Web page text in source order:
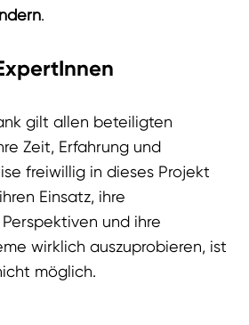
.
gilt allen beteiligten
Zeit, Erfahrung und
freiwillig in dieses Projekt
Einsatz, ihre
und ihre
wirklich auszuprobieren, ist
möglich.